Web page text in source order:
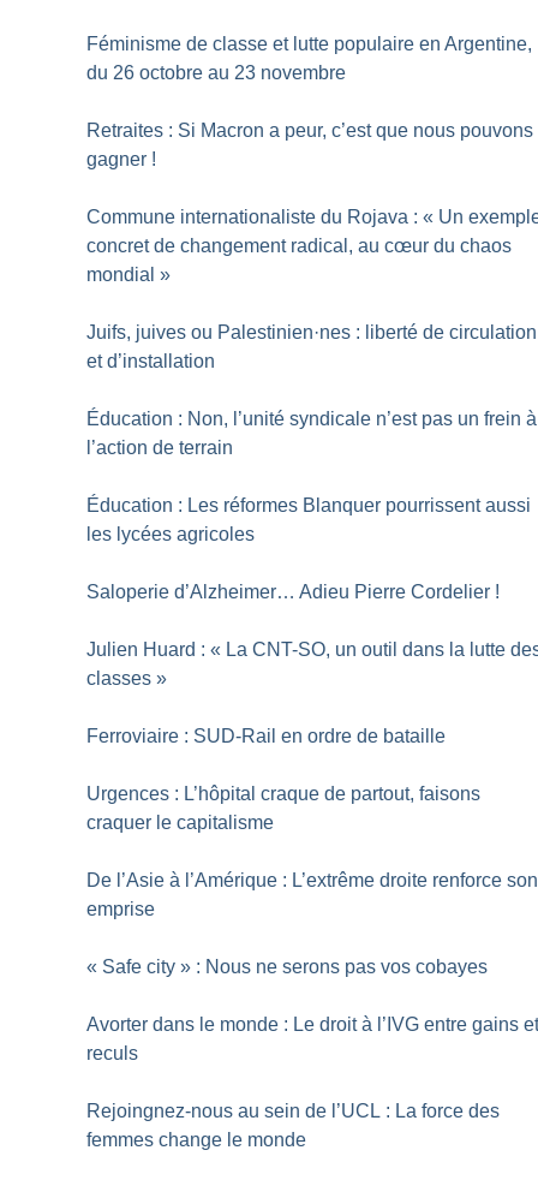
Féminisme de classe et lutte populaire en Argentine,
du 26 octobre au 23 novembre
Retraites : Si Macron a peur, c’est que nous pouvons
gagner !
Commune internationaliste du Rojava : « Un
concret de changement radical, au cœur du chaos
mondial »
Juifs, juives ou Palestinien·nes : liberté de circulation
et d’installation
Éducation : Non, l’unité syndicale n’est pas un frein à
l’action de terrain
Éducation : Les réformes Blanquer pourrissent aussi
les lycées agricoles
Saloperie d’Alzheimer… Adieu Pierre Cordelier !
Julien Huard : « La CNT-SO, un outil dans la lutte
classes »
Ferroviaire : SUD-Rail en ordre de bataille
Urgences : L’hôpital craque de partout, faisons
craquer le capitalisme
De l’Asie à l’Amérique : L’extrême droite renforce son
emprise
« Safe city » : Nous ne serons pas vos cobayes
Avorter dans le monde : Le droit à l’IVG entre gains
reculs
Rejoingnez-nous au sein de l’UCL : La force des
femmes change le monde